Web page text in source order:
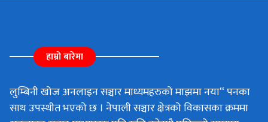
हाम्रो बारेमा
लुम्बिनी खोज अनलाइन सञ्चार माध्यमहरुको माझमा नया“ पनका
साथ उपस्थीत भएको छ । नेपाली सञ्चार क्षेत्रको विकासका क्रममा